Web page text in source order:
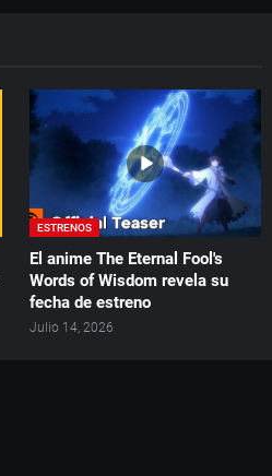
ESTRENOS
El anime The Eternal Fool's
Words of Wisdom revela su
fecha de estreno
Julio 14, 2026